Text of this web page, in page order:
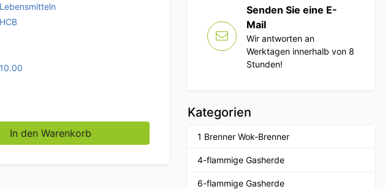
Lebensmitteln
HCB
10.00
400 mm Stab 750 Watt 230V Horeca Menge
In den Warenkorb
Senden Sie eine E-
Mail
Wir antworten an
Werktagen innerhalb von 8
Stunden!
Kategorien
1 Brenner Wok-Brenner
4-flammige Gasherde
6-flammige Gasherde